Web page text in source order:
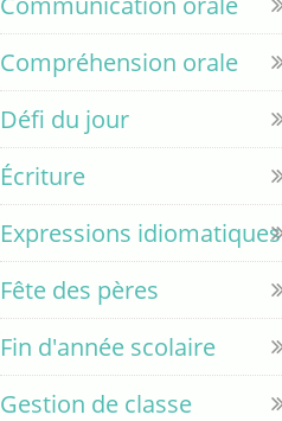
Compréhension orale
Défi du jour
Écriture
Expressions idiomatiques
Fête des pères
Fin d'année scolaire
Gestion de classe